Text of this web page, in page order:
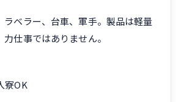
ラベラー、台車、軍手。製品は軽量
仕事ではありません。
寮OK